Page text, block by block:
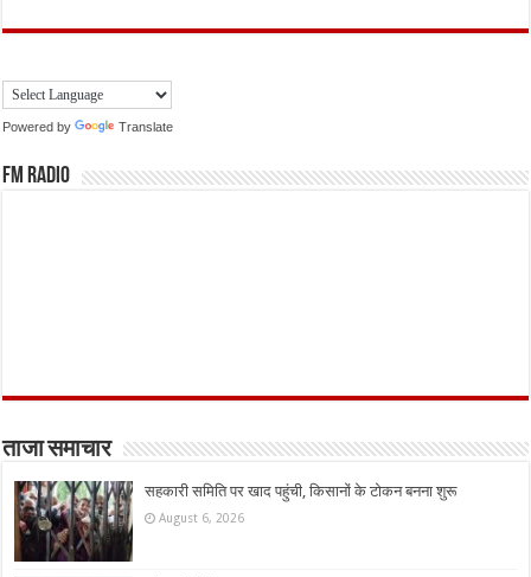
Powered by Translate
FM Radio
ताजा समाचार
सहकारी समिति पर खाद पहुंची, किसानों के टोकन बनना शुरू
August 6, 2026